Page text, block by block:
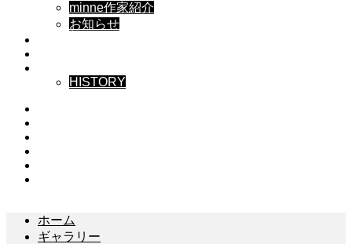
minne作家紹介
お知らせ
HISTORY
ホーム
ギャラリー